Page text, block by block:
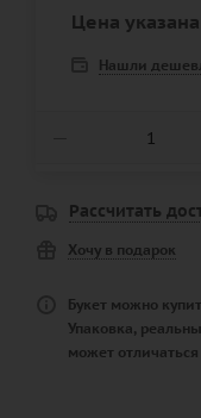
Цена
Нашли
Рассчитать
Хочу в подарок
Букет можно
Упаковка,
может